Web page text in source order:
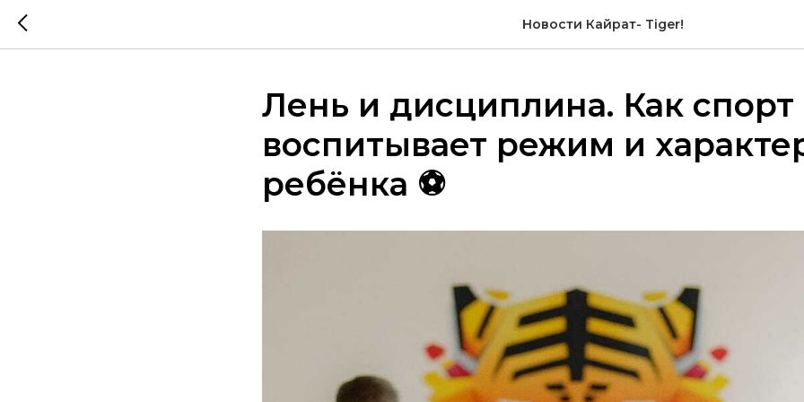
Новости Кайрат- Tiger!
Лень и дисциплина. Как спорт
воспитывает режим и
ребёнка ⚽